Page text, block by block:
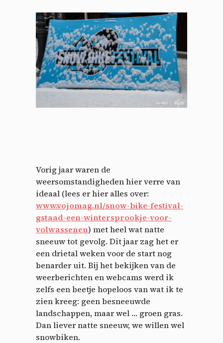
Vorig jaar waren de
weersomstandigheden hier verre van
ideaal (lees er hier alles over:
www.vojomag.nl/snow-bike-festival-
gstaad-een-wintersprookje-voor-
volwassenen) met heel wat natte
sneeuw tot gevolg. Dit jaar zag het er
een drietal weken voor de start nog
benarder uit. Bij het bekijken van de
weerberichten en webcams werd ik
zelfs een beetje hopeloos van wat ik te
zien kreeg: geen besneeuwde
landschappen, maar wel … groen gras.
Dan liever natte sneeuw, we willen wel
snowbiken.